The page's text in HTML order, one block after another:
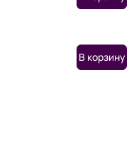
В корзину